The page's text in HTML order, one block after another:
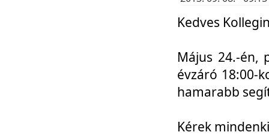
Kedves
Május 24.-én,
évzáró 18:00-
hamarabb
Kérek